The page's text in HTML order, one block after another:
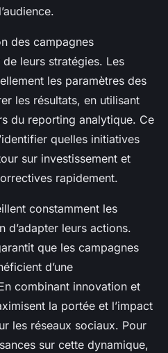
des campagnes
leurs stratégies. Les
les paramètres des
les résultats, en utilisant
du reporting analytique. Ce
quelles initiatives
sur investissement et
rapidement.
constamment les
d’adapter leurs actions.
que les campagnes
d’une
combinant innovation et
la portée et l’impact
les réseaux sociaux. Pour
sur cette dynamique,